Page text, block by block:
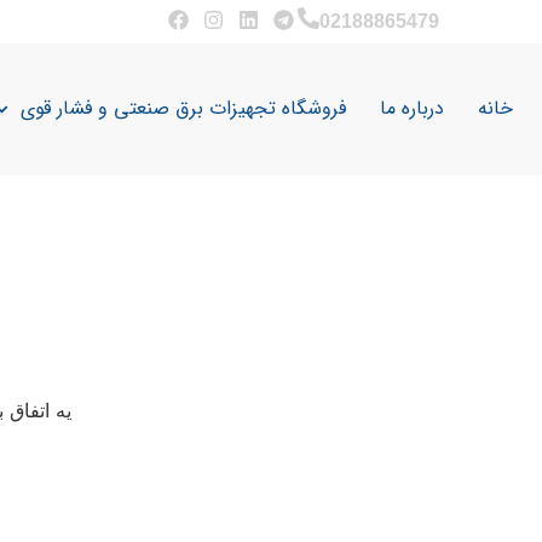
02188865479
خانه درباره ما فروشگاه تجهیزات برق صنعتی و فشار قوی
یه